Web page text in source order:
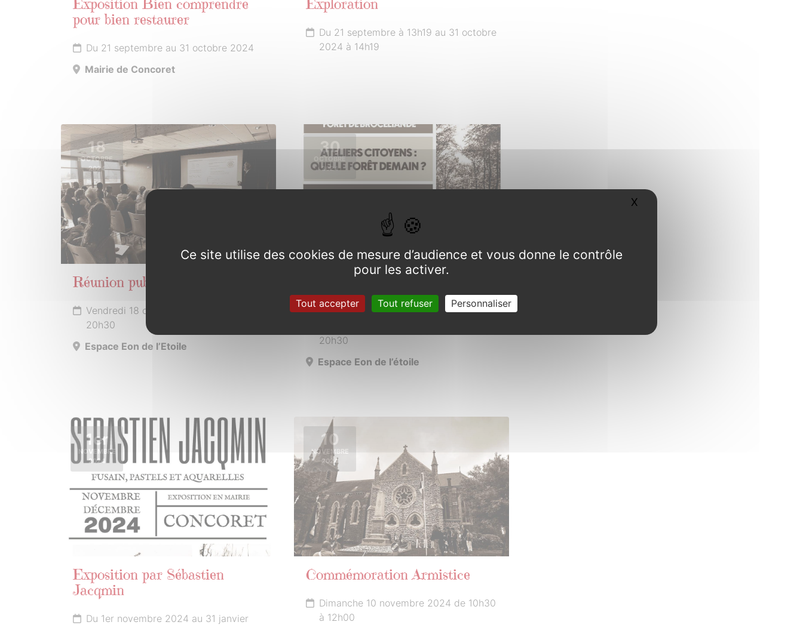
Exposition Bien comprendre
pour bien restaurer
Du 21 septembre au 31 octobre 2024
Mairie de Concoret
Exploration
Du 21 septembre à 13h19 au 31 octobre
2024 à 14h19
18
OCTOBRE
2024
Réunion publique
Vendredi 18 octobre 2024 de 19h00 à
20h30
Espace Eon de l’Etoile
30
OCTOBRE
2024
Brocéliande
20h30
Espace Eon de l’étoile
1er
NOVEMBRE
2024
Exposition par Sébastien
Jacqmin
Du 1er novembre 2024 au 31 janvier
10
NOVEMBRE
2024
Commémoration Armistice
Dimanche 10 novembre 2024 de 10h30
à 12h00
Ce site utilise des cookies de mesure d’audience et vous donne le contrôle
pour les activer.
Tout accepter Tout refuser Personnaliser
X Masquer le bandeau des cookies